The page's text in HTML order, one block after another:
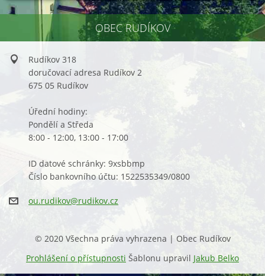
OBEC RUDÍKOV
Rudíkov 318
doručovací adresa Rudíkov 2
675 05 Rudíkov
Úřední hodiny:
Pondělí a Středa
8:00 - 12:00, 13:00 - 17:00
ID datové schránky: 9xsbbmp
Číslo bankovního účtu: 1522535349/0800
ou.rudikov@rudikov.cz
© 2020 Všechna práva vyhrazena | Obec Rudíkov
Prohlášení o přístupnosti Šablonu upravil Jakub Belko